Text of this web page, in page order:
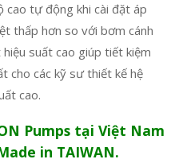
cao tự động khi cài đặt áp
thấp hơn so với bơm cánh
suất cao giúp tiết kiệm
cho các kỹ sư thiết kế hệ
cao.
Pumps tại Việt Nam
in TAIWAN.